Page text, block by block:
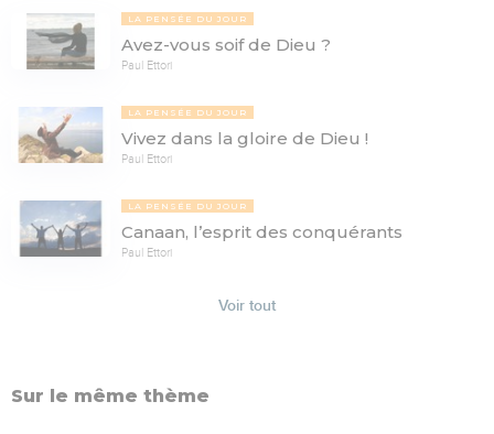
LA PENSÉE DU JOUR
Avez-vous soif de Dieu ?
Paul Ettori
LA PENSÉE DU JOUR
Vivez dans la gloire de Dieu !
Paul Ettori
LA PENSÉE DU JOUR
Canaan, l’esprit des conquérants
Paul Ettori
Voir tout
Sur le même thème